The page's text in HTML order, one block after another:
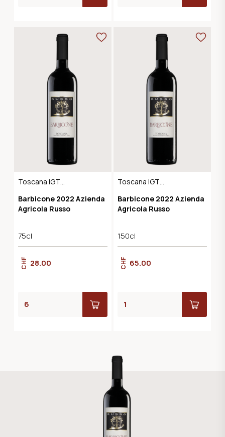
Toscana IGT
Barbicone 2022 Azienda
Agricola Russo
75cl
CHF 28.00
Toscana IGT
Barbicone 2022 Azienda
Agricola Russo
150cl
CHF 65.00